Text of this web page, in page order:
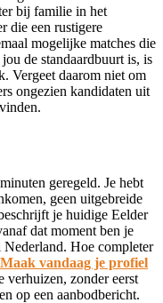
bij familie in het
die een rustigere
mogelijke matches die
de standaardbuurt is, is
Vergeet daarom niet om
ongezien kandidaten uit
geregeld. Je hebt
geen uitgebreide
je huidige Eelder
dat moment ben je
Nederland. Hoe completer
Maak vandaag je profiel
verhuizen, zonder eerst
op een aanbodbericht.